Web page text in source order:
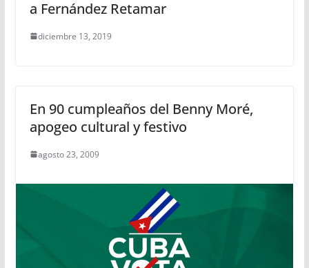
a Fernández Retamar
diciembre 13, 2019
En 90 cumpleaños del Benny Moré,
apogeo cultural y festivo
agosto 23, 2009